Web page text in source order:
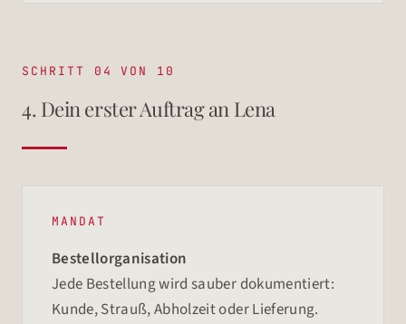
SCHRITT 04 VON 10
4. Dein erster Auftrag an Lena
MANDAT
Bestellorganisation
Jede Bestellung wird sauber dokumentiert:
Kunde, Strauß, Abholzeit oder Lieferung.